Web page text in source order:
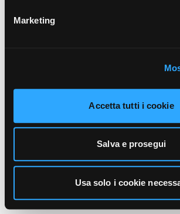
Marketing
Accetta tutti i cookie
Salva e prosegui
Usa solo i cookie